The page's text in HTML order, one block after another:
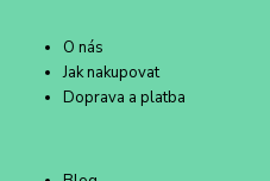
O nás
Jak nakupovat
Doprava a platba